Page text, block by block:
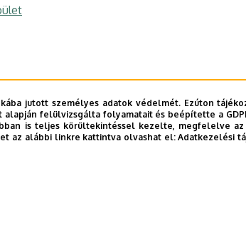
jutott személyes adatok védelmét. Ezúton
felülvizsgálta folyamatait és beépítette a
is teljes körültekintéssel kezelte, megfelelve
az alábbi linkre kattintva olvashat el:Adatkezelési